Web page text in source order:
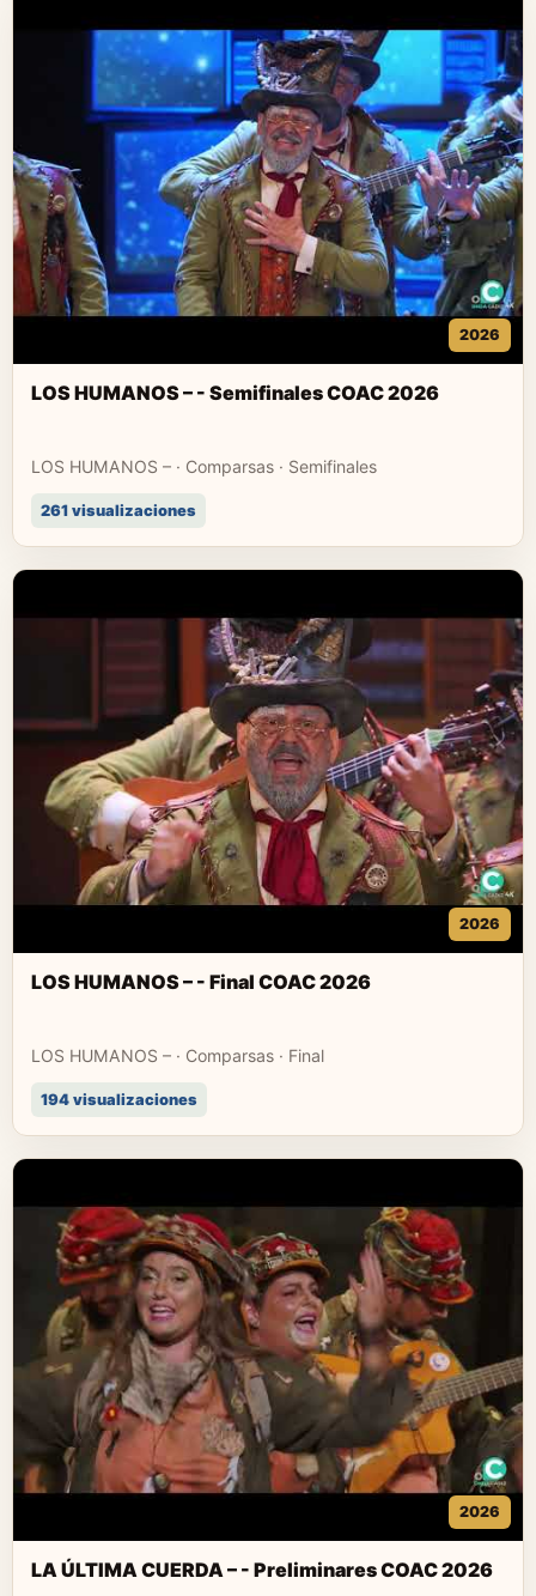
2026
LOS HUMANOS – - Semifinales COAC 2026
LOS HUMANOS – · Comparsas · Semifinales
261 visualizaciones
2026
LOS HUMANOS – - Final COAC 2026
LOS HUMANOS – · Comparsas · Final
194 visualizaciones
2026
LA ÚLTIMA CUERDA – - Preliminares COAC 2026